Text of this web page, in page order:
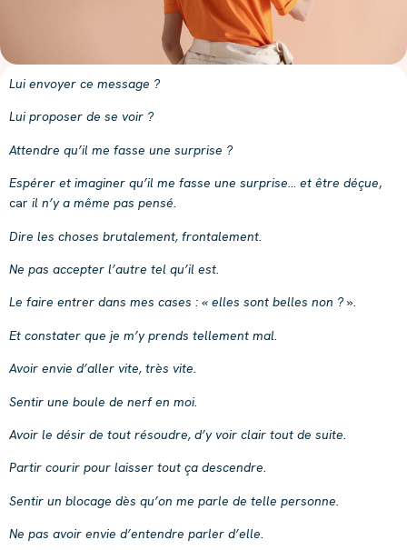
Lui envoyer ce message ?
Lui proposer de se voir ?
Attendre qu’il me fasse une surprise ?
Espérer et imaginer qu’il me fasse une surprise… et être déçue,
car il n’y a même pas pensé.
Dire les choses brutalement, frontalement.
Ne pas accepter l’autre tel qu’il est.
Le faire entrer dans mes cases : « elles sont belles non ? ».
Et constater que je m’y prends tellement mal.
Avoir envie d’aller vite, très vite.
Sentir une boule de nerf en moi.
Avoir le désir de tout résoudre, d’y voir clair tout de suite.
Partir courir pour laisser tout ça descendre.
Sentir un blocage dès qu’on me parle de telle personne.
Ne pas avoir envie d’entendre parler d’elle.